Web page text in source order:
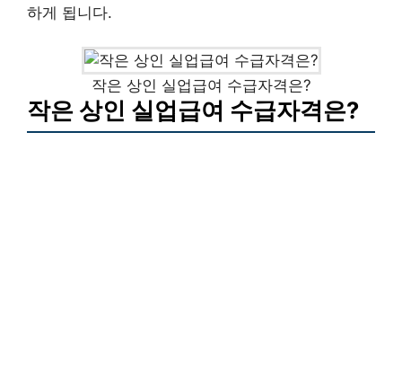
하게 됩니다.
작은 상인 실업급여 수급자격은?
작은 상인 실업급여 수급자격은?